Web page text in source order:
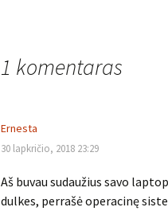
1 komentaras
Ernesta
30 lapkričio, 2018 23:29
Aš buvau sudaužius savo
dulkes, perrašė operacinę